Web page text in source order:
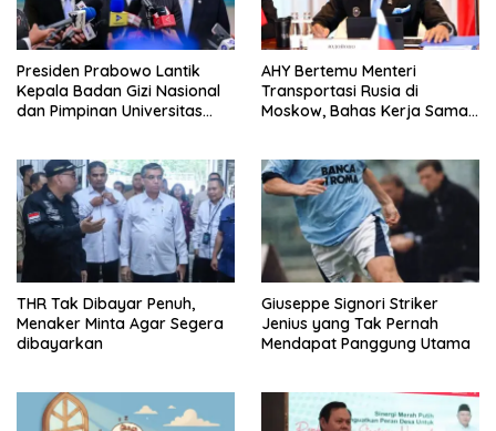
Presiden Prabowo Lantik
Kepala Badan Gizi Nasional
dan Pimpinan Universitas
AHY Bertemu Menteri
Transportasi Rusia di
Moskow, Bahas Kerja Sama
THR Tak Dibayar Penuh,
Menaker Minta Agar Segera
dibayarkan
Giuseppe Signori Striker
Jenius yang Tak Pernah
Mendapat Panggung Utama